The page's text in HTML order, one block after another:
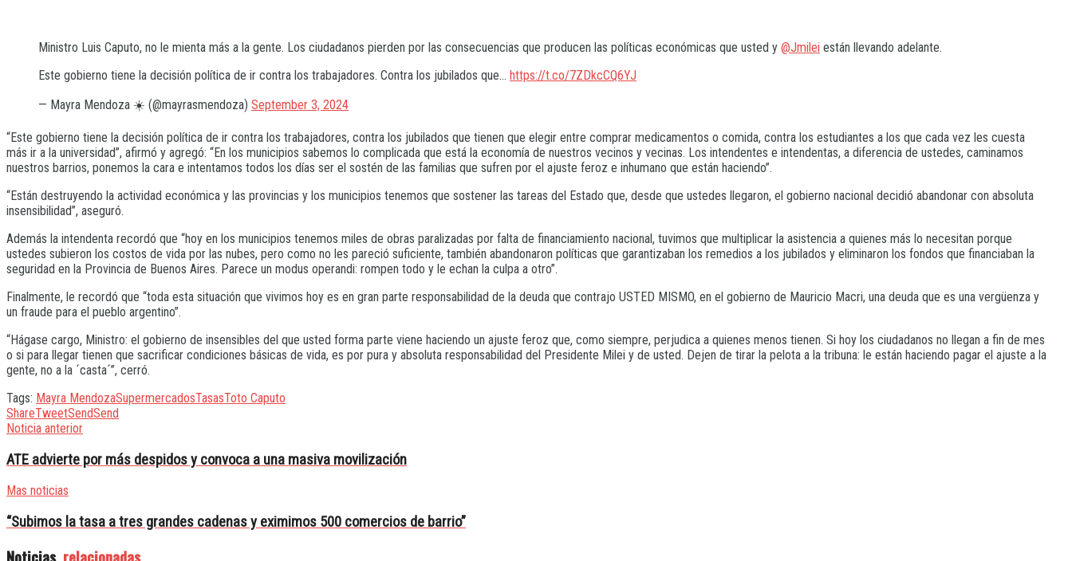
Ministro Luis Caputo, no le mienta más a la gente. Los ciudadanos pierden por las consecuencias que producen las políticas económicas que usted y @Jmilei están llevando adelante.
Este gobierno tiene la decisión política de ir contra los trabajadores. Contra los jubilados que… https://t.co/7ZDkcCQ6YJ
— Mayra Mendoza ☀️ (@mayrasmendoza) September 3, 2024
“Este gobierno tiene la decisión política de ir contra los trabajadores, contra los jubilados que tienen que elegir entre comprar medicamentos o comida, contra los estudiantes a los que cada vez les cuesta
más ir a la universidad”, afirmó y agregó: “En los municipios sabemos lo complicada que está la economía de nuestros vecinos y vecinas. Los intendentes e intendentas, a diferencia de ustedes, caminamos
nuestros barrios, ponemos la cara e intentamos todos los días ser el sostén de las familias que sufren por el ajuste feroz e inhumano que están haciendo”.
“Están destruyendo la actividad económica y las provincias y los municipios tenemos que sostener las tareas del Estado que, desde que ustedes llegaron, el gobierno nacional decidió abandonar con absoluta
insensibilidad”, aseguró.
Además la intendenta recordó que “hoy en los municipios tenemos miles de obras paralizadas por falta de financiamiento nacional, tuvimos que multiplicar la asistencia a quienes más lo necesitan porque
ustedes subieron los costos de vida por las nubes, pero como no les pareció suficiente, también abandonaron políticas que garantizaban los remedios a los jubilados y eliminaron los fondos que financiaban la
seguridad en la Provincia de Buenos Aires. Parece un modus operandi: rompen todo y le echan la culpa a otro”.
Finalmente, le recordó que “toda esta situación que vivimos hoy es en gran parte responsabilidad de la deuda que contrajo USTED MISMO, en el gobierno de Mauricio Macri, una deuda que es una vergüenza y
un fraude para el pueblo argentino”.
“Hágase cargo, Ministro: el gobierno de insensibles del que usted forma parte viene haciendo un ajuste feroz que, como siempre, perjudica a quienes menos tienen. Si hoy los ciudadanos no llegan a fin de mes
o si para llegar tienen que sacrificar condiciones básicas de vida, es por pura y absoluta responsabilidad del Presidente Milei y de usted. Dejen de tirar la pelota a la tribuna: le están haciendo pagar el ajuste a la
gente, no a la ´casta´”, cerró.
Tags: Mayra MendozaSupermercadosTasasToto Caputo
ShareTweetSendSend
Noticia anterior
ATE advierte por más despidos y convoca a una masiva movilización
Mas noticias
“Subimos la tasa a tres grandes cadenas y eximimos 500 comercios de barrio”
Noticias relacionadas